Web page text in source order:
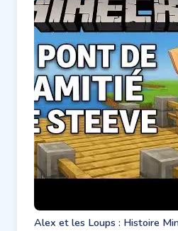
Alex et les Loups : Histoire